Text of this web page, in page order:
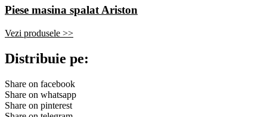
Piese masina spalat Ariston
Vezi produsele >>
Distribuie pe:
Share on facebook
Share on whatsapp
Share on pinterest